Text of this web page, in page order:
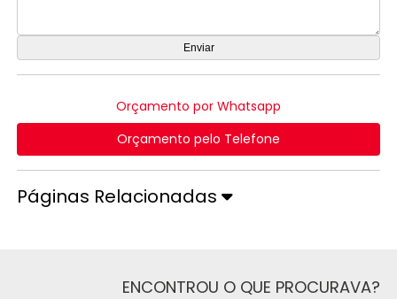
Orçamento por Whatsapp
Orçamento pelo Telefone
Páginas Relacionadas
ENCONTROU O QUE PROCURAVA?